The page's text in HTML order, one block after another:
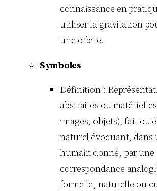
connaissance en
utiliser la gravitation
une orbite.
Symboles
Définition :
abstraites ou
images, objets), fait ou
naturel évoquant, dans
humain donné, par une
correspondance
formelle, naturelle ou